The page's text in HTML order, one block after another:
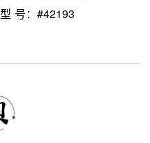
型 号：#42193